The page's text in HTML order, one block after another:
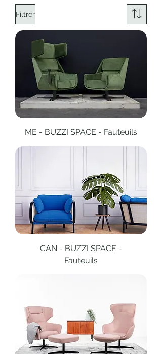
Filtrer
ME - BUZZI SPACE - Fauteuils
CAN - BUZZI SPACE -
Fauteuils